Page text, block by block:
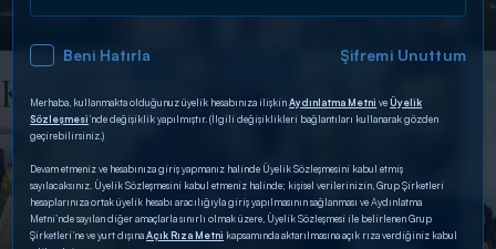
DİĞER SONUÇLAR
Beni Hatırla Şifremi Unuttum
Merhaba, kullanmakta olduğunuz üyelik hesabınıza ilişkinAydınlatma Metni veÜyelik
Sözleşmesi’nde değişiklik yapılmıştır. (İlgili değişiklikleri bağlantıları kullanarak gözden
geçirebilirsiniz.)
Devam etmeniz ve hesabınıza giriş yapmanız halinde Üyelik Sözleşmesini kabul etmiş
sayılacaksınız. Üyelik Sözleşmesini kabul etmeniz halinde; kişisel verilerinizin, Grup Şirketleri
hesaplarınıza ortak üyelik hesabı aracılığıyla giriş yapılmasının sağlanması ve Aydınlatma
Metni’nde sayılan diğer amaçlarla sınırlı olmak üzere, Üyelik Sözleşmesi ile belirlenen Grup
Şirketleri’ne ve yurt dışınaAçık Rıza Metni kapsamında aktarılmasına açık rıza verdiğiniz kabul